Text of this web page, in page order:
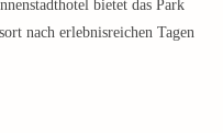
bietet das Park
nach erlebnisreichen Tagen